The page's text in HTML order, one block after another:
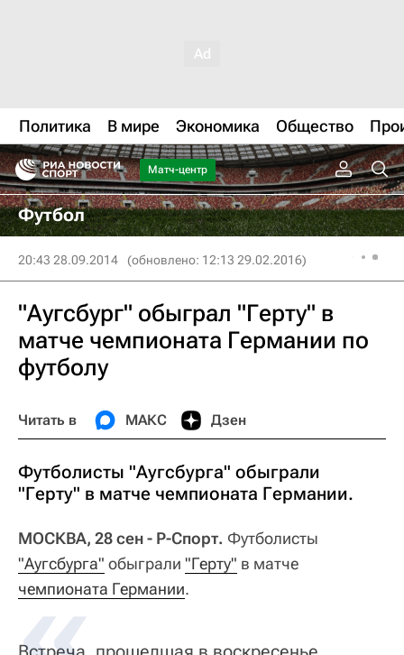
Политика В мире Экономика Общество
Матч-центр
Футбол
20:43 28.09.2014 (обновлено: 12:13 29.02.2016)
"Аугсбург" обыграл "Герту" в
матче чемпионата Германии по
футболу
Читать в МАКС Дзен
Футболисты "Аугсбурга" обыграли
"Герту" в матче чемпионата Германии.
МОСКВА, 28 сен - Р-Спорт. Футболисты
"Аугсбурга" обыграли "Герту" в матче
чемпионата Германии.